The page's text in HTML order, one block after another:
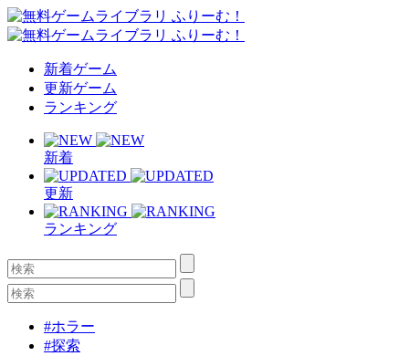
新着ゲーム
更新ゲーム
ランキング
新着
更新
ランキング
#ホラー
#探索